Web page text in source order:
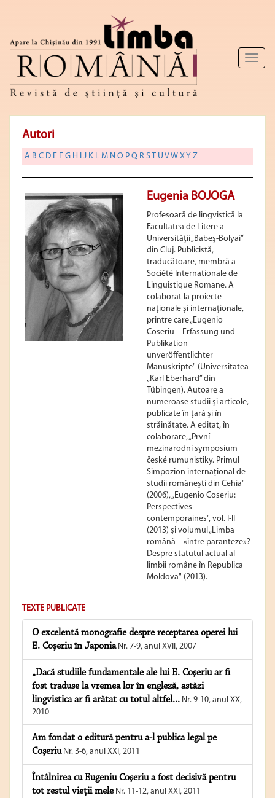
Toggle
Autori
A B C D E F G H I J K L M N O P Q R S T U VW X Y Z
Eugenia BOJOGA
Profesoară de lingvistică la
Facultatea de Litere a
Universității „Babeș-Bolyai”
din Cluj. Publicistă,
traducătoare, membră a
Société Internationale de
Linguistique Romane. A
colaborat la proiecte
naționale și internaționale,
printre care „Eugenio
Coseriu – Erfassung und
Publikation
unveröffentlichter
Manuskripte" (Universitatea
„Karl Eberhard” din
Tübingen). Autoare a
numeroase studii și articole,
publicate în țară și în
străinătate. A editat, în
colaborare, „První
mezinarodní symposium
české rumunistiky. Primul
Simpozion internaţional de
studii româneşti din Cehia"
(2006), „Eugenio Coseriu:
Perspectives
contemporaines", vol. I-II
(2013) și volumul „Limba
română – «între paranteze»?
Despre statutul actual al
limbii române în Republica
Moldova" (2013).
TEXTE PUBLICATE
O excelentă monografie despre receptarea operei lui
E. Coşeriu în JaponiaNr. 7-9, anul XVII, 2007
„Dacă studiile fundamentale ale lui E. Coşeriu ar fi
fost traduse la vremea lor în engleză, astăzi
lingvistica ar fi arătat cu totul altfel... Nr. 9-10, anul XX,
2010
Am fondat o editură pentru a-l publica legal pe
CoşeriuNr. 3-6, anul XXI, 2011
Întâlnirea cu Eugeniu Coşeriu a fost decisivă pentru
tot restul vieţii meleNr. 11-12, anul XXI, 2011